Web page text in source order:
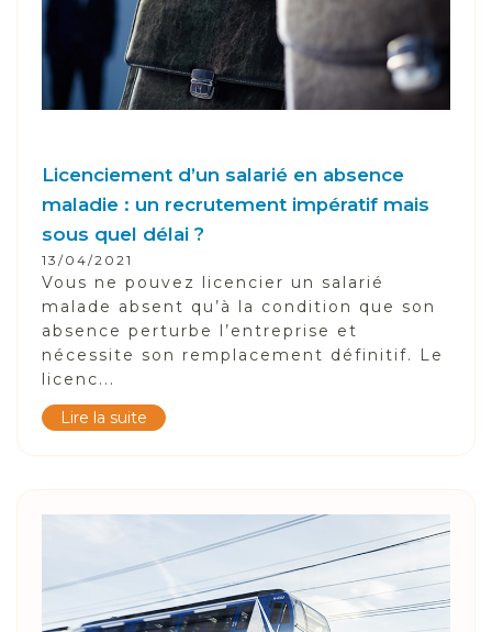
Licenciement d’un salarié en absence
maladie : un recrutement impératif mais
sous quel délai ?
13/04/2021
Vous ne pouvez licencier un salarié
malade absent qu’à la condition que son
absence perturbe l’entreprise et
nécessite son remplacement définitif. Le
licenc...
Lire la suite